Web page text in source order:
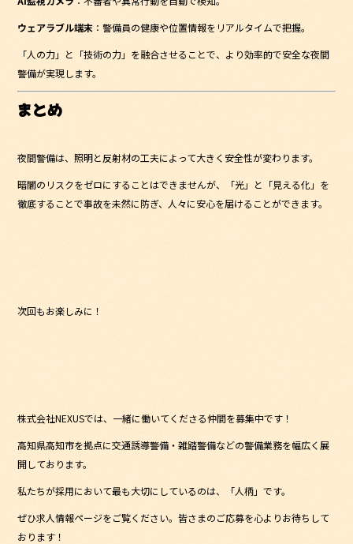
ウェアラブル端末 ：警備員の健康や位置情報をリアルタイムで把握。
「人の力」と「技術の力」を融合させることで、より効率的で安全な夜間
警備が実現します。
まとめ
夜間警備は、照明と反射材の工夫によって大きく安全性が変わります。
暗闇のリスクをゼロにすることはできませんが、「光」と「見える化」を
徹底することで事故を未然に防ぎ、人々に安心を届けることができます。
次回もお楽しみに！
株式会社NEXUSでは、一緒に働いてくださる仲間を募集中です！
高知県高知市を拠点に交通誘導警備・雑踏警備などの警備業務を幅広く展
開しております。
私たちが採用において最も大切にしているのは、「人柄」です。
ぜひ求人情報ページをご覧ください。皆さまのご応募を心よりお待ちして
おります！